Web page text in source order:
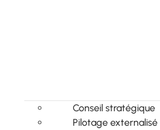
Conseil stratégique
Pilotage externalisé